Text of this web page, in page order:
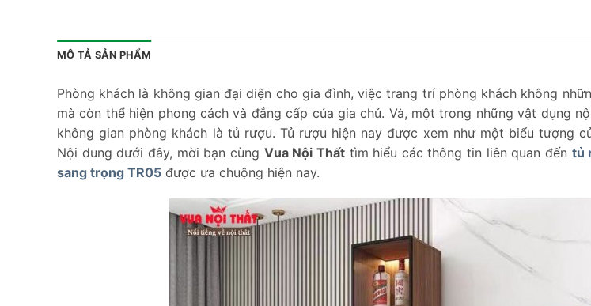
MÔ TẢ SẢN PHẨM
Phòng khách là không gian đại diện cho gia đình, việc trang trí phòng khách không
mà còn thể hiện phong cách và đẳng cấp của gia chủ. Và, một trong những vật dụng
không gian phòng khách là tủ rượu. Tủ rượu hiện nay được xem như một biểu tượng
Nội dung dưới đây, mời bạn cùng Vua Nội Thấttìm hiểu các thông tin liên quan đến tủ
sang trọng TR05 được ưa chuộng hiện nay.